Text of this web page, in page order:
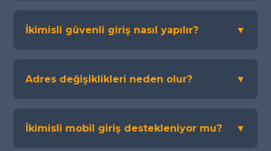
İkimisli güvenli giriş nasıl yapılır? ▼
Adres değişiklikleri neden olur? ▼
İkimisli mobil giriş destekleniyor mu? ▼